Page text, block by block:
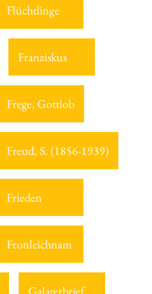
Flüchtlinge
Franziskus
Frege, Gottlob
Freud, S. (1856-1939)
Frieden
Fronleichnam